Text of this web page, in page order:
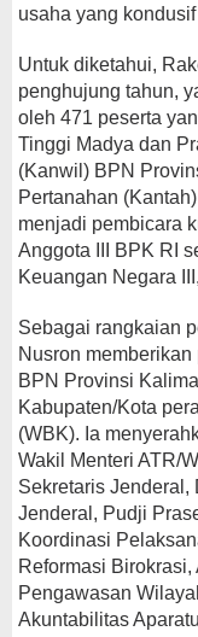
usaha yang
Untuk diketahui,
penghujung tahun,
oleh 471 peserta
Tinggi Madya dan
(Kanwil) BPN
Pertanahan
menjadi pembicara
Anggota III BPK RI
Keuangan Negara
Sebagai rangkaian
Nusron
BPN Provinsi
Kabupaten/Kota
(WBK). Ia
Wakil Menteri ATR/
Sekretaris Jenderal,
Jenderal, Pudji
Koordinasi
Reformasi
Pengawasan
Akuntabilitas